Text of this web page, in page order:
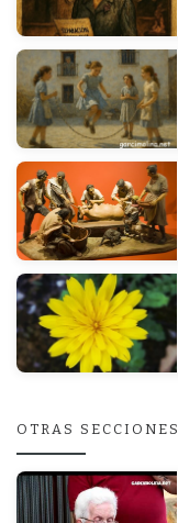
OTRAS SECCIONES